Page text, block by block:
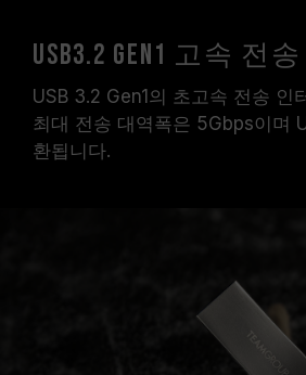
USB3.2 Gen1 고속 전송
USB 3.2 Gen1의 초고속 전송 인
최대 전송 대역폭은 5Gbps이며
환됩니다.